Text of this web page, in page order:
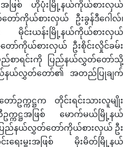
ဌအဖြစ် ဟိုပုံးမြို့နယ်ကိုယ်စားလှယ်
ာ်ကိုယ်စားလှယ် ဦးခွန်ဒီဂေါလ်၊
မိုင်းယန်းမြို့နယ်ကိုယ်စားလှယ်
ာ်ကိုယ်စားလှယ် ဦးစိုင်းလှိုင်ခမ်း
ည်စာရင်းကို ပြည်နယ်လွှတ်တော်သို့
ြည်နယ်လွှတ်တော်၏ အတည်ပြုချက်
ဥက္ကဋ္ဌက တိုင်းရင်းသားလူမျိုး
တီဥက္ကဋ္ဌအဖြစ် မောက်မယ်မြို့နယ်
ြည်နယ်လွှတ်တော်ကိုယ်စားလှယ် ဦး
ရေးမှူးအဖြစ် မိုးမိတ်မြို့နယ်